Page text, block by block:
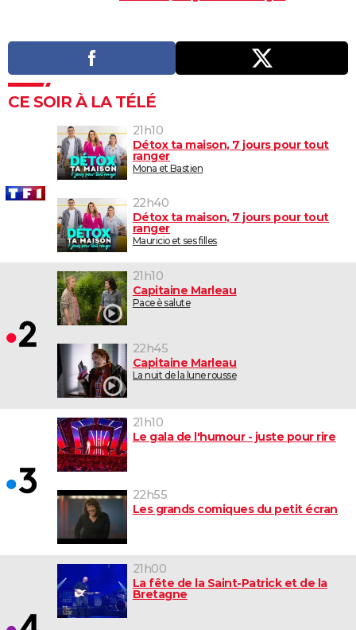
CE SOIR À LA TÉLÉ
21h10
Détox ta maison, 7 jours pour tout
ranger
Mona et Bastien
22h40
Détox ta maison, 7 jours pour tout
ranger
Mauricio et ses filles
21h10
Capitaine Marleau
Pace è salute
22h45
Capitaine Marleau
La nuit de la lune rousse
21h10
Le gala de l'humour - juste pour rire
22h55
Les grands comiques du petit écran
21h00
La fête de la Saint-Patrick et de la
Bretagne